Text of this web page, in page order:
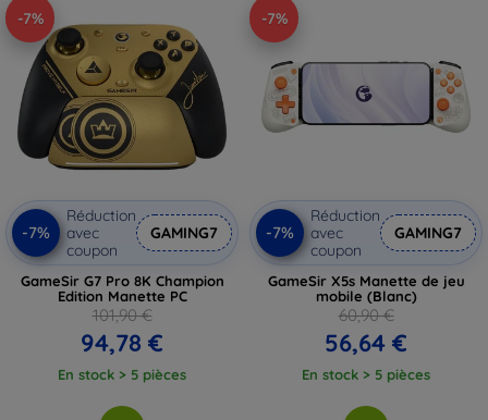
-7%
-7%
Réduction
avec
coupon
GAMING7
GameSir G7 Pro 8K Champion
Edition Manette PC
101,90 €
94,78 €
En stock > 5 pièces
-7%
-7%
Réduction
avec
coupon
GAMING7
GameSir X5s Manette de jeu
mobile (Blanc)
60,90 €
56,64 €
En stock > 5 pièces